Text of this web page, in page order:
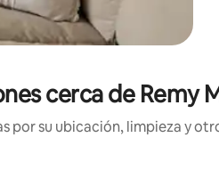
cerca de Remy
por su ubicación, limpieza y